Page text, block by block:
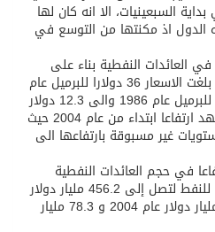
السبعينيات، الا انه كان لها
اذ مكنتها من التوسع في
العائدات النفطية بناء على
التقلبات في اسعار النفط حيث بلغت الاسعار 36 دولارا للبرميل عام
1980 وانخفضت الى 13 دولارا للبرميل عام 1986 والى 12.3 دولار
عام 1998 ثم بدأت الاسعار تشهد ارتفاعا ابتداء من عام 2004 حيث
مستويات غير مسبوقة بارتفاعها الى
في حجم العائدات النفطية
للدول العربية الرئيسية المنتجة للنفط لتصل إلى 456.2 مليار دولار
عام 2007 مقارنة بنحو 234.2 مليار دولار عام 2004 و 78.3 مليار